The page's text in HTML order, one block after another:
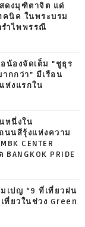
ดงมุฑิตาจิต แด่
คนิค ในพระบรม
รำไพพรรณี
อน้องจัดเต็ม "ชูธุร
กกว่า" มีเรือน
ห่งแรกใน
หนึ่งใน
นสีรุ้งแห่งความ
CENTER
PRIDE
เปญ “9 ที่เที่ยวฝน
ยวในช่วง Green